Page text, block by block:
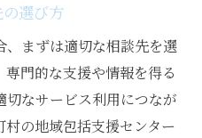
選び方
まずは適切な相談先を選
門的な支援や情報を得る
切なサービス利用につなが
の地域包括支援センター